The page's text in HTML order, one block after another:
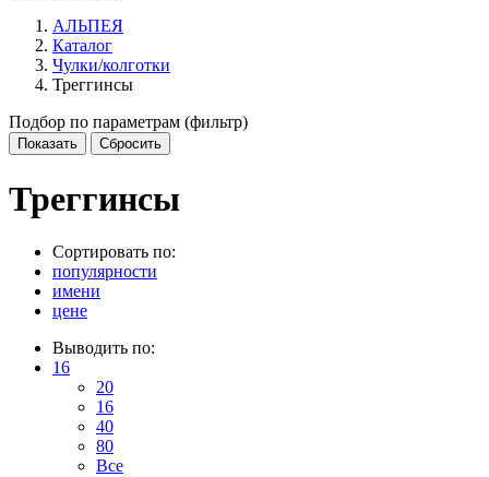
АЛЬПЕЯ
Каталог
Чулки/колготки
Треггинсы
Подбор по параметрам (фильтр)
Треггинсы
Сортировать по:
популярности
имени
цене
Выводить по:
16
20
16
40
80
Все